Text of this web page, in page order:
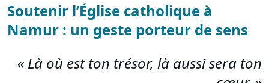
Soutenir l’Église catholique à
Namur : un geste porteur de sens
« Là où est ton trésor, là aussi sera ton